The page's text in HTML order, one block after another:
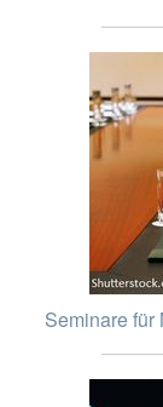
Seminare für